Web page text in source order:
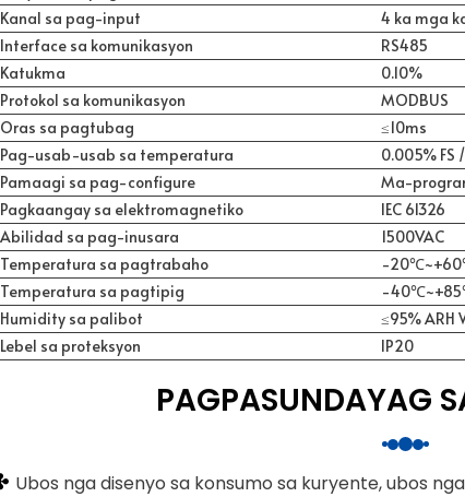
Kanal sa pag-input
4 ka mga
Interface sa komunikasyon
RS485
Katukma
0.10%
Protokol sa komunikasyon
MODBUS
Oras sa pagtubag
≤10ms
Pag-usab-usab sa temperatura
0.005% FS /
Pamaagi sa pag-configure
Ma-
Pagkaangay sa elektromagnetiko
IEC 61326
Abilidad sa pag-inusara
1500VAC
Temperatura sa pagtrabaho
-20℃~+60
Temperatura sa pagtipig
-40℃~+85
Humidity sa palibot
≤95% ARH
Lebel sa proteksyon
IP20
PAGPASUNDAYAG
Ubos nga disenyo sa konsumo sa kuryente, ubos